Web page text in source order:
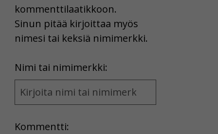
kommenttilaatikkoon.
Sinun pitää kirjoittaa myös
nimesi tai keksiä nimimerkki.
Nimi tai nimimerkki:
Name
and
Kommentti: